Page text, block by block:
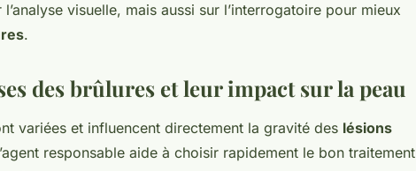
visuelle, mais aussi sur l’interrogatoire pour mieux
.
des brûlures et leur impact sur la peau
variées et influencent directement la gravité des lésions
responsable aide à choisir rapidement le bon traitement